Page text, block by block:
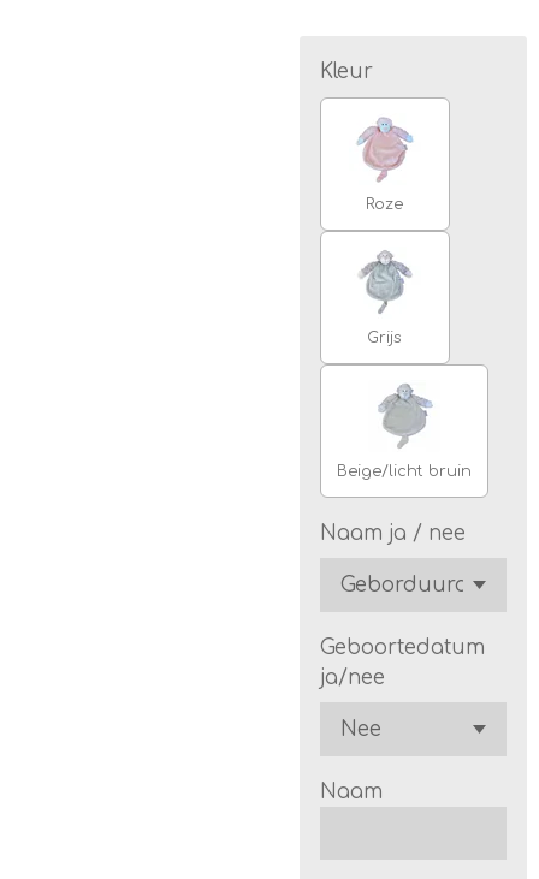
Kleur
Roze
Grijs
Beige/licht bruin
Naam ja / nee
Geboortedatum
ja/nee
Naam